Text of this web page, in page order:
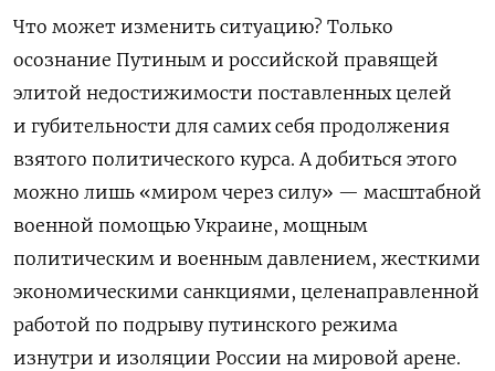
Что может изменить ситуацию? Только
осознание Путиным и российской правящей
элитой недостижимости поставленных целей
и губительности для самих себя продолжения
взятого политического курса. А добиться этого
можно лишь «миром через силу» — масштабной
военной помощью Украине, мощным
политическим и военным давлением, жесткими
экономическими санкциями, целенаправленной
работой по подрыву путинского режима
изнутри и изоляции России на мировой арене.